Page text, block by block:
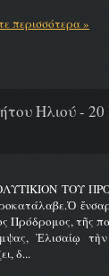
περισσότερα »
Ηλιού - 20
ΤΟΥ
Πρόδρομος, τῆς
Ἐλισαίῳ
δ...